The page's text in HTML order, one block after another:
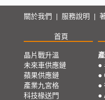
關於我們 服務說明
首頁
晶片戰升溫
未來車供應鏈
蘋果供應鏈
產業九宮格
科技椽送門
●
●
●
●